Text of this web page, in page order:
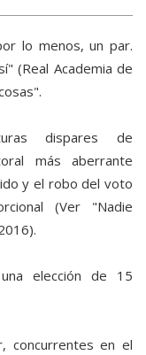
lo menos, un par.
(Real Academia de
dispares de
más aberrante
y el robo del voto
(Ver "Nadie
elección de 15
concurrentes en el